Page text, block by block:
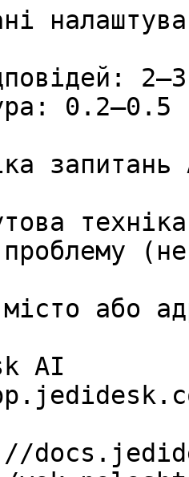
2–3
0.2–0.5
або
AI